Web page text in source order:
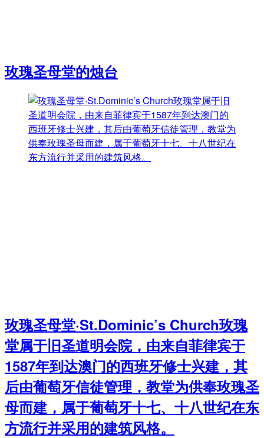
玫瑰圣母堂的烛台
玫瑰圣母堂·St.Dominic’s Church玫瑰
堂属于旧圣道明会院，由来自菲律宾于
1587年到达澳门的西班牙修士兴建，其
后由葡萄牙信徒管理，教堂为供奉玫瑰圣
母而建，属于葡萄牙十七、十八世纪在东
方流行并采用的建筑风格。